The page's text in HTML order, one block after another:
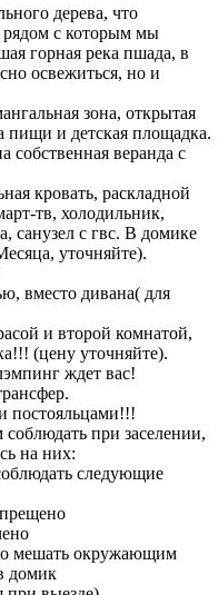
дерева, что
рядом с которым мы
горная река пшада, в
освежиться, но и
зона, открытая
пищи и детская площадка.
собственная веранда с
кровать, раскладной
тв, холодильник,
санузел с гвс. В домике
уточняйте).
вместо дивана( для
и второй комнатой,
(цену уточняйте).
ждет вас!
постояльцами!!!
при заселении,
на них:
следующие
мешать окружающим
домик